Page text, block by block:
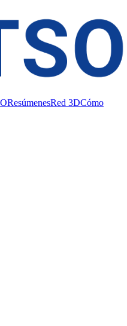
ResúmenesRed 3DCómo